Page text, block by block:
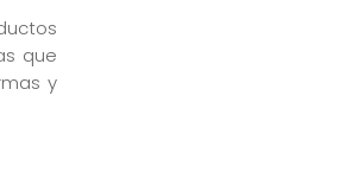
que
y